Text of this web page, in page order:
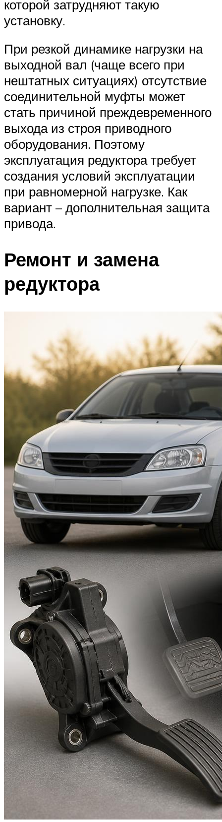
которой затрудняют такую
установку.
При резкой динамике нагрузки на
выходной вал (чаще всего при
нештатных ситуациях) отсутствие
соединительной муфты может
стать причиной преждевременного
выхода из строя приводного
оборудования. Поэтому
эксплуатация редуктора требует
создания условий эксплуатации
при равномерной нагрузке. Как
вариант – дополнительная защита
привода.
Ремонт и замена
редуктора